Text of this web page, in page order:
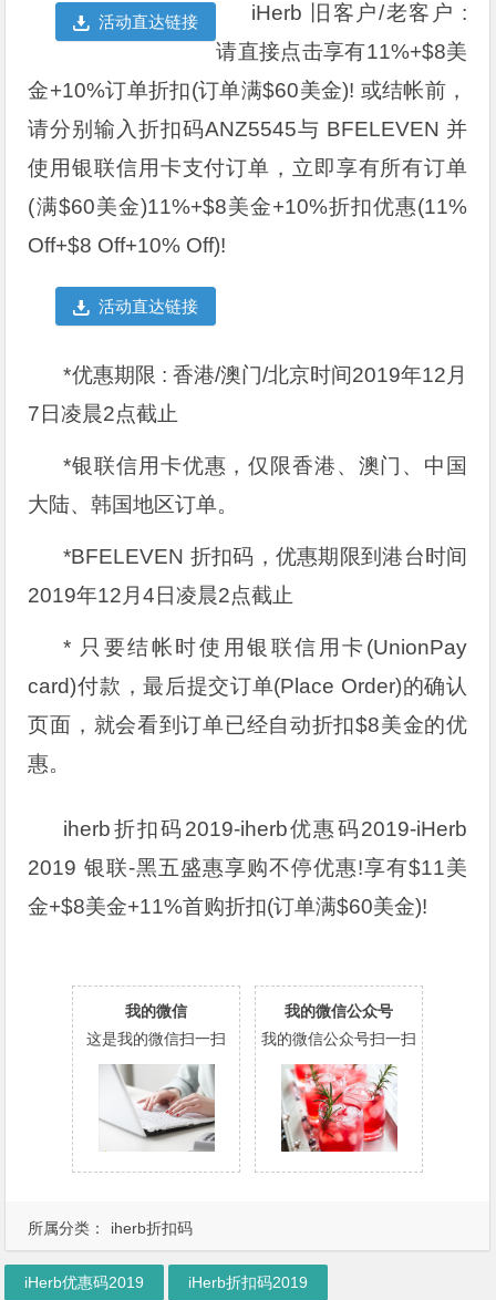
所属分类： iherb折扣码
活动直达链接
iHerb 旧客户/老客户 :
请直接点击享有11%+$8美
金+10%订单折扣(订单满$60美金)! 或结帐前，
请分别输入折扣码ANZ5545与 BFELEVEN 并
使用银联信用卡支付订单，立即享有所有订单
(满$60美金)11%+$8美金+10%折扣优惠(11%
Off+$8 Off+10% Off)!
活动直达链接
*优惠期限 : 香港/澳门/北京时间2019年12月
7日凌晨2点截止
*银联信用卡优惠，仅限香港、澳门、中国
大陆、韩国地区订单。
*BFELEVEN 折扣码，优惠期限到港台时间
2019年12月4日凌晨2点截止
* 只要结帐时使用银联信用卡(UnionPay
card)付款，最后提交订单(Place Order)的确认
页面，就会看到订单已经自动折扣$8美金的优
惠。
iherb折扣码2019-iherb优惠码2019-iHerb
2019 银联-黑五盛惠享购不停优惠!享有$11美
金+$8美金+11%首购折扣(订单满$60美金)!
我的微信
这是我的微信扫一扫
我的微信公众号
我的微信公众号扫一扫
iHerb优惠码2019 iHerb折扣码2019